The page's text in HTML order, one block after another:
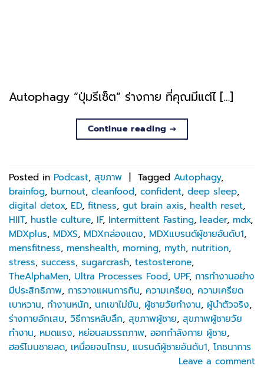
Autophagy “ปุ่มรีเซ็ต” ร่างกาย ที่คุณมีแต่ไ […]
Continue reading →
Posted in Podcast, สุขภาพ | Tagged Autophagy,
brainfog, burnout, cleanfood, confident, deep sleep,
digital detox, ED, fitness, gut brain axis, health reset,
HIIT, hustle culture, IF, Intermittent Fasting, leader, mdx,
MDXplus, MDXS, MDXกล่องแดง, MDXแบรนด์ผู้ชายอันดับ1,
mensfitness, menshealth, morning, myth, nutrition,
stress, success, sugarcrash, testosterone,
TheAlphaMen, Ultra Processes Food, UPF, การทำงานอย่าง
มีประสิทธิภาพ, การวางแผนการกิน, ความเครียด, ความเครียด
เบาหวาน, ทำงานหนัก, นกเขาไม่ขัน, ผู้ชายวัยทำงาน, ผู้นำตัวจริง,
ร่างกายอักเสบ, วิธีการหลับลึก, สุขภาพผู้ชาย, สุขภาพผู้ชายวัย
ทำงาน, หมดแรง, หย่อนสมรรถภาพ, ออกกำลังกาย ผู้ชาย,
ฮอร์โมนชายลด, เหนื่อยจนโทรม, แบรนด์ผู้ชายอันดับ1, โภชนาการ
Leave a comment